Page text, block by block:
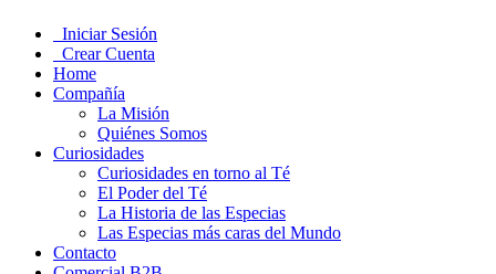
Iniciar Sesión
Crear Cuenta
Home
Compañía
La Misión
Quiénes Somos
Curiosidades
Curiosidades en torno al Té
El Poder del Té
La Historia de las Especias
Las Especias más caras del Mundo
Contacto